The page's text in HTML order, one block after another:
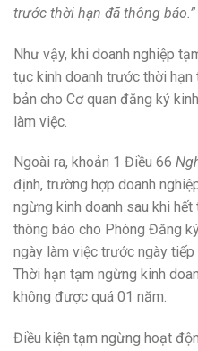
trước thời hạn đã thông báo.”
Như vậy, khi doanh nghiệp
tục kinh doanh trước thời
bản cho Cơ quan đăng ký
làm việc.
Ngoài ra, khoản 1 Điều 66
định, trường hợp doanh
ngừng kinh doanh sau khi
thông báo cho Phòng Đăng
ngày làm việc trước ngày
Thời hạn tạm ngừng kinh
không được quá 01 năm.
Điều kiện tạm ngừng hoạt